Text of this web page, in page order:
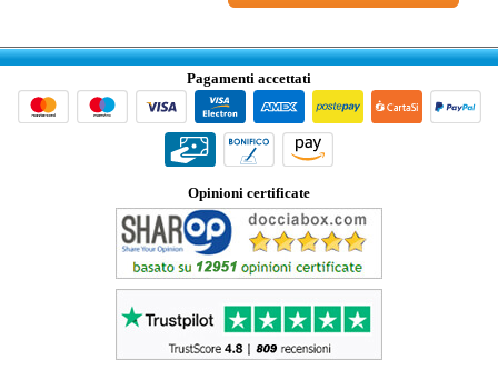
Pagamenti accettati
Opinioni certificate